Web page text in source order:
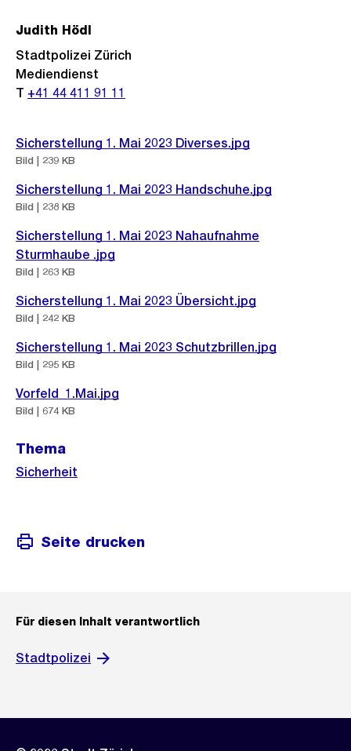
Judith Hödl
Stadtpolizei Zürich
Mediendienst
T +41 44 411 91 11
Sicherstellung 1. Mai 2023 Diverses.jpg
Bild | 239 KB
Sicherstellung 1. Mai 2023 Handschuhe.jpg
Bild | 238 KB
Sicherstellung 1. Mai 2023 Nahaufnahme
Sturmhaube .jpg
Bild | 263 KB
Sicherstellung 1. Mai 2023 Übersicht.jpg
Bild | 242 KB
Sicherstellung 1. Mai 2023 Schutzbrillen.jpg
Bild | 295 KB
Vorfeld_1.Mai.jpg
Bild | 674 KB
Thema
Sicherheit
Seite drucken
Für diesen Inhalt verantwortlich
Stadtpolizei